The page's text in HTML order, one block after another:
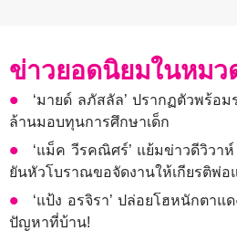
ข่าวยอดนิยมในหมว
‘มายด์ ลภัสลัล’ ปรากฏตัวพร้อ
ล้านมอบทุนการศึกษาเด็ก
‘แม็ค วีรคณิศร์’ แย้มข่าวดีวิวา
ยันหัวโบราณขอจัดงานให้เกียรติพ่อ
‘แป้ง อรจิรา’ ปล่อยโฮหนักตาแ
ปัญหาที่บ้าน!